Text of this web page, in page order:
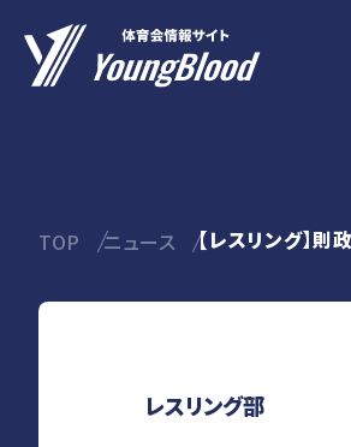
TOP ニュース 【レスリング】
レスリング部